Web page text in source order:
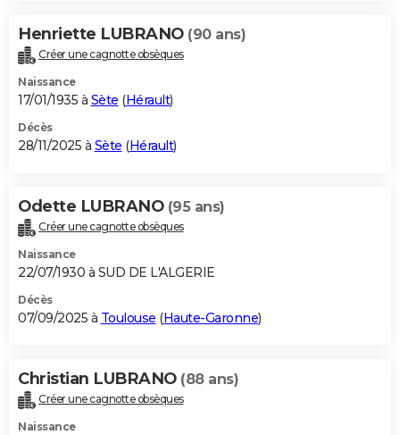
Henriette LUBRANO (90 ans)
Créer une cagnotte obsèques
Naissance
17/01/1935 à Sète (Hérault)
Décès
28/11/2025 à Sète (Hérault)
Odette LUBRANO (95 ans)
Créer une cagnotte obsèques
Naissance
22/07/1930 à SUD DE L'ALGERIE
Décès
07/09/2025 à Toulouse (Haute-Garonne)
Christian LUBRANO (88 ans)
Créer une cagnotte obsèques
Naissance